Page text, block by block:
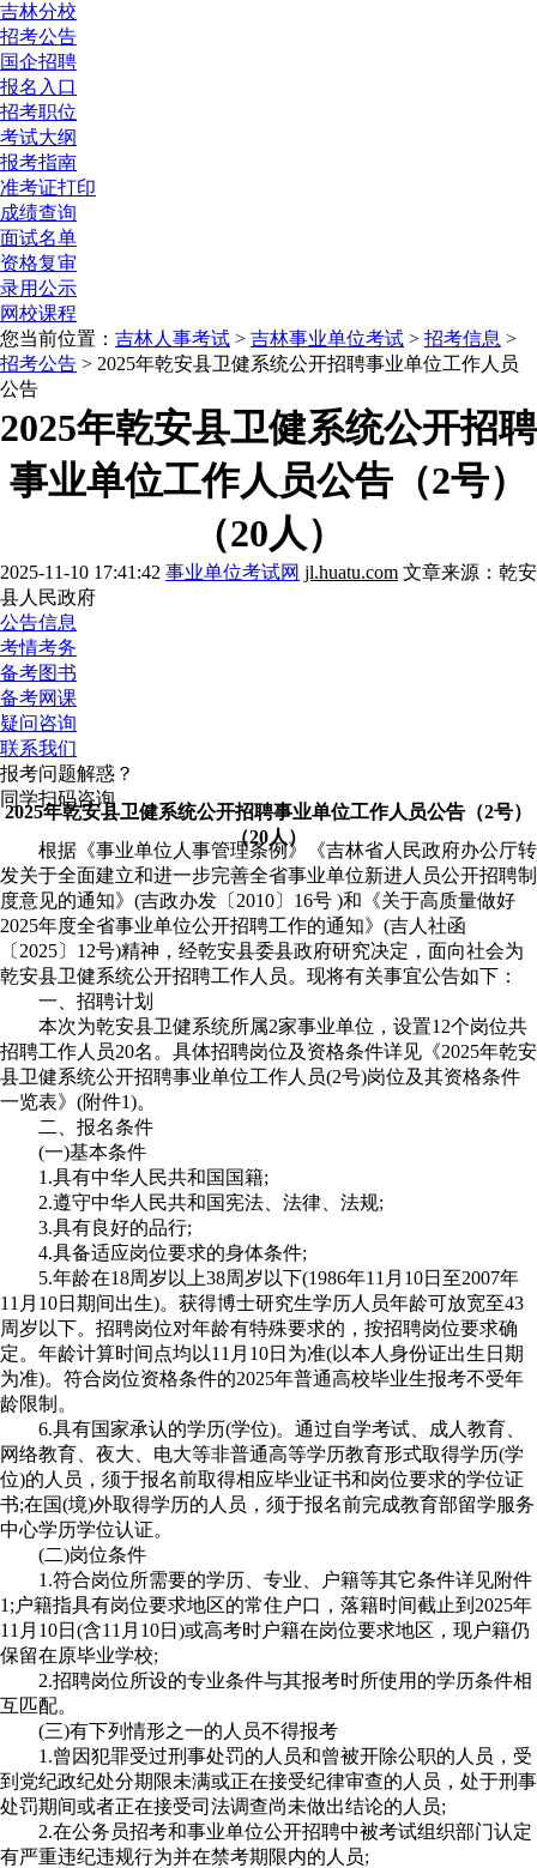
吉林分校
招考公告
国企招聘
报名入口
招考职位
考试大纲
报考指南
准考证打印
成绩查询
面试名单
资格复审
录用公示
网校课程
您当前位置： 吉林人事考试 > 吉林事业单位考试 > 招考信息 >
招考公告 > 2025年乾安县卫健系统公开招聘事业单位工作人员
公告
2025年乾安县卫健系统公开招聘
事业单位工作人员公告（2号）
（20人）
2025-11-10 17:41:42 事业单位考试网 jl.huatu.com 文章来源：乾安
县人民政府
公告信息
考情考务
备考图书
备考网课
疑问咨询
联系我们
报考问题解惑？
同学扫码咨询
2025年乾安县卫健系统公开招聘事业单位工作人员公告（2号）
（20人）
根据《事业单位人事管理条例》《吉林省人民政府办公厅转
发关于全面建立和进一步完善全省事业单位新进人员公开招聘制
度意见的通知》(吉政办发〔2010〕16号 )和《关于高质量做好
2025年度全省事业单位公开招聘工作的通知》(吉人社函
〔2025〕12号)精神，经乾安县委县政府研究决定，面向社会为
乾安县卫健系统公开招聘工作人员。现将有关事宜公告如下：
一、招聘计划
本次为乾安县卫健系统所属2家事业单位，设置12个岗位共
招聘工作人员20名。具体招聘岗位及资格条件详见《2025年乾安
县卫健系统公开招聘事业单位工作人员(2号)岗位及其资格条件
一览表》(附件1)。
二、报名条件
(一)基本条件
1.具有中华人民共和国国籍;
2.遵守中华人民共和国宪法、法律、法规;
3.具有良好的品行;
4.具备适应岗位要求的身体条件;
5.年龄在18周岁以上38周岁以下(1986年11月10日至2007年
11月10日期间出生)。获得博士研究生学历人员年龄可放宽至43
周岁以下。招聘岗位对年龄有特殊要求的，按招聘岗位要求确
定。年龄计算时间点均以11月10日为准(以本人身份证出生日期
为准)。符合岗位资格条件的2025年普通高校毕业生报考不受年
龄限制。
6.具有国家承认的学历(学位)。通过自学考试、成人教育、
网络教育、夜大、电大等非普通高等学历教育形式取得学历(学
位)的人员，须于报名前取得相应毕业证书和岗位要求的学位证
书;在国(境)外取得学历的人员，须于报名前完成教育部留学服务
中心学历学位认证。
(二)岗位条件
1.符合岗位所需要的学历、专业、户籍等其它条件详见附件
1;户籍指具有岗位要求地区的常住户口，落籍时间截止到2025年
11月10日(含11月10日)或高考时户籍在岗位要求地区，现户籍仍
保留在原毕业学校;
2.招聘岗位所设的专业条件与其报考时所使用的学历条件相
互匹配。
(三)有下列情形之一的人员不得报考
1.曾因犯罪受过刑事处罚的人员和曾被开除公职的人员，受
到党纪政纪处分期限未满或正在接受纪律审查的人员，处于刑事
处罚期间或者正在接受司法调查尚未做出结论的人员;
2.在公务员招考和事业单位公开招聘中被考试组织部门认定
有严重违纪违规行为并在禁考期限内的人员;